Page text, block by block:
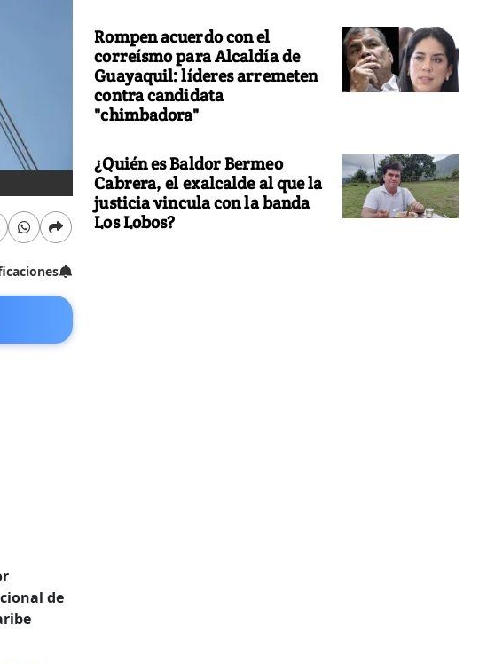
de
Rompen acuerdo con el
correísmo para Alcaldía de
Guayaquil: líderes arremeten
contra candidata
"chimbadora"
¿Quién es Baldor Bermeo
Cabrera, el exalcalde al que la
justicia vincula con la banda
Los Lobos?